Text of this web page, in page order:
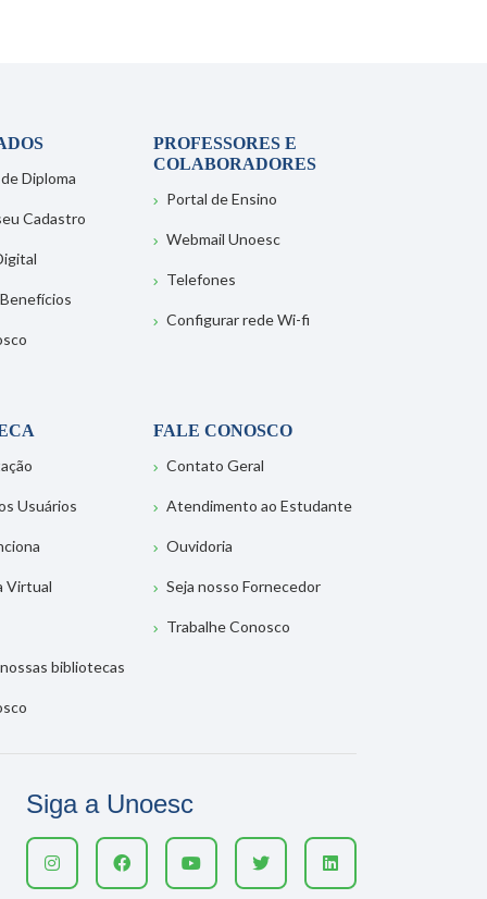
Diploma
Cadastro
PROFESSORES E
COLABORADORES
Portal de Ensino
Webmail Unoesc
Telefones
Configurar rede Wi-fi
Usuários
Virtual
bibliotecas
FALE CONOSCO
Contato Geral
Atendimento ao Estudante
Ouvidoria
Seja nosso Fornecedor
Trabalhe Conosco
Siga a Unoesc